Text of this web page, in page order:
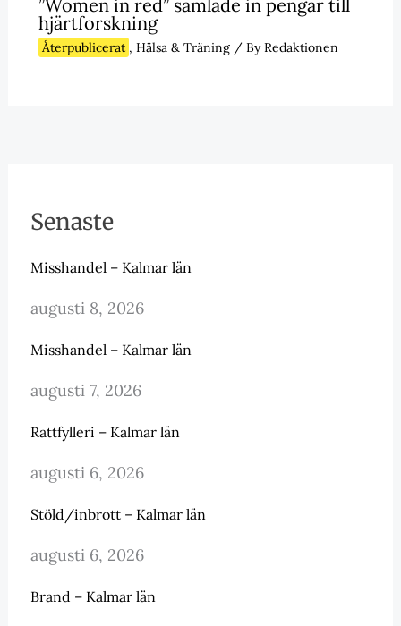
”Women in red” samlade in pengar till
hjärtforskning
Återpublicerat , Hälsa & Träning/ ByRedaktionen
Senaste
Misshandel – Kalmar län
augusti 8, 2026
Misshandel – Kalmar län
augusti 7, 2026
Rattfylleri – Kalmar län
augusti 6, 2026
Stöld/inbrott – Kalmar län
augusti 6, 2026
Brand – Kalmar län